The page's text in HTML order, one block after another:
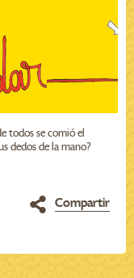
todos se comió el
dedos de la mano?
Compartir